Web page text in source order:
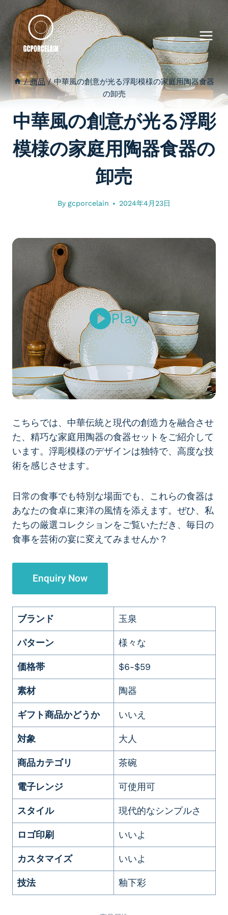
内
容
を
ス
キ
ッ
プ
/ 商品 / 中華風の創意が光る浮彫模様の家庭用陶器食器
の卸売
中華風の創意が光る浮彫
模様の家庭用陶器食器の
卸売
By gcporcelain 2024年4月23日
Play
こちらでは、中華伝統と現代の創造力を融合させ
た、精巧な家庭用陶器の食器セットをご紹介して
います。浮彫模様のデザインは独特で、高度な技
術を感じさせます。
日常の食事でも特別な場面でも、これらの食器は
あなたの食卓に東洋の風情を添えます。ぜひ、私
たちの厳選コレクションをご覧いただき、毎日の
食事を芸術の宴に変えてみませんか？
Enquiry Now
ブランド 玉泉
パターン 様々な
価格帯 $6-$59
素材 陶器
ギフト商品かどうか いいえ
対象 大人
商品カテゴリ 茶碗
電子レンジ 可使用可
スタイル 現代的なシンプルさ
ロゴ印刷 いいよ
カスタマイズ いいよ
技法 釉下彩